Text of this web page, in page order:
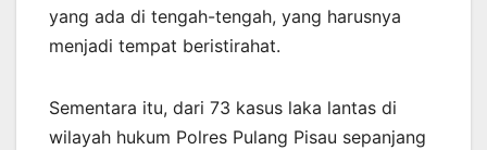
yang ada di tengah-tengah, yang harusnya
menjadi tempat beristirahat.
Sementara itu, dari 73 kasus laka lantas di
wilayah hukum Polres Pulang Pisau sepanjang